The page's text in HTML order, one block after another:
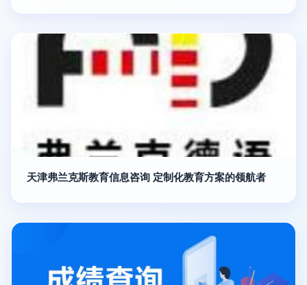
天津弗兰克斯教育信息咨询 定制化教育方案的领航者